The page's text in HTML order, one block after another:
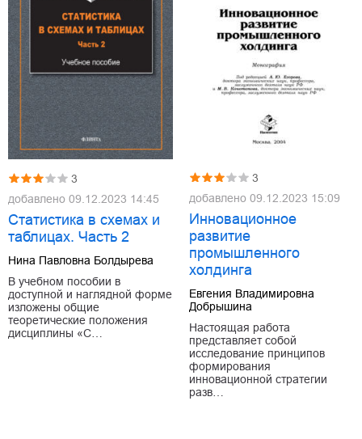
3
добавлено 09.12.2023 14:45
Статистика в схемах и
таблицах. Часть 2
Нина Павловна Болдырева
В учебном пособии в
доступной и наглядной форме
изложены общие
теоретические положения
дисциплины «С…
3
добавлено 09.12.2023 15:09
Инновационное
развитие
промышленного
холдинга
Евгения Владимировна
Добрышина
Настоящая работа
представляет собой
исследование принципов
формирования
инновационной стратегии
разв…